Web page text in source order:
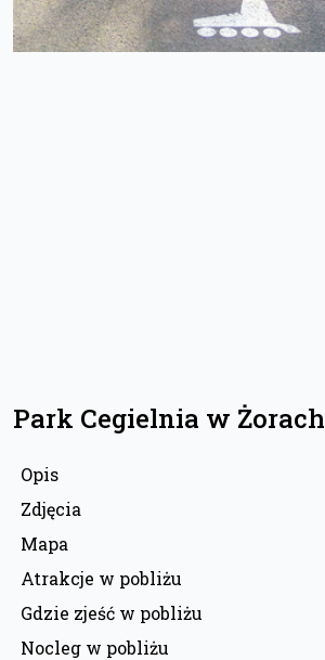
Park Cegielnia w Żorach
Opis
Zdjęcia
Mapa
Atrakcje w pobliżu
Gdzie zjeść w pobliżu
Nocleg w pobliżu